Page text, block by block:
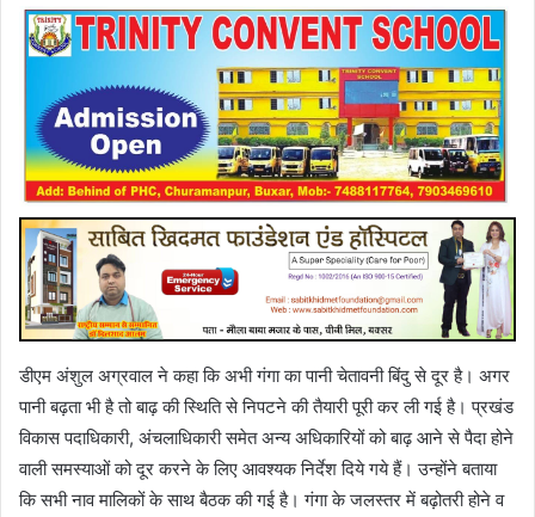
डीएम अंशुल अग्रवाल ने कहा कि अभी गंगा का पानी चेतावनी बिंदु से दूर है। अगर
पानी बढ़ता भी है तो बाढ़ की स्थिति से निपटने की तैयारी पूरी कर ली गई है। प्रखंड
विकास पदाधिकारी, अंचलाधिकारी समेत अन्य अधिकारियों को बाढ़ आने से पैदा होने
वाली समस्याओं को दूर करने के लिए आवश्यक निर्देश दिये गये हैं। उन्होंने बताया
कि सभी नाव मालिकों के साथ बैठक की गई है। गंगा के जलस्तर में बढ़ोतरी होने व